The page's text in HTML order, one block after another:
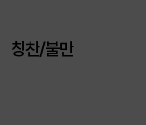
칭찬/불만